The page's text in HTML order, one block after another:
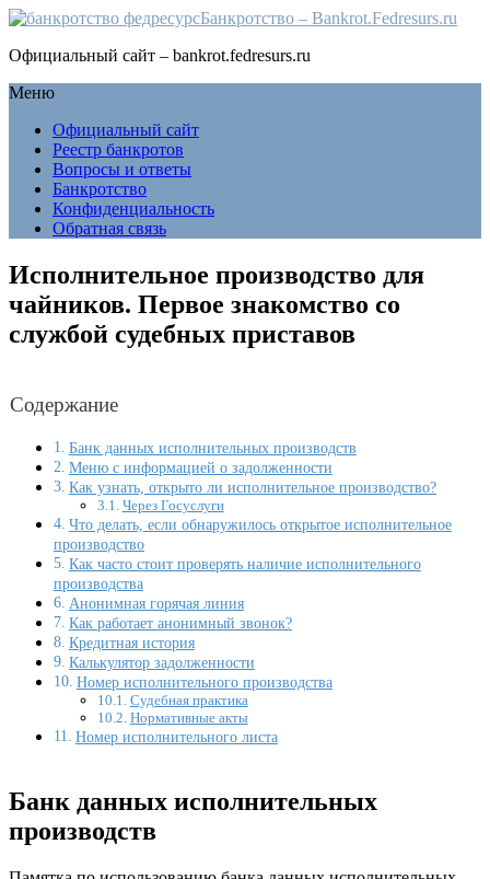
Банкротство – Bankrot.Fedresurs.ru
Официальный сайт – bankrot.fedresurs.ru
Меню
Официальный сайт
Реестр банкротов
Вопросы и ответы
Банкротство
Конфиденциальность
Обратная связь
Исполнительное производство для
чайников. Первое знакомство со
службой судебных приставов
Содержание
Банк данных исполнительных производств
Меню с информацией о задолженности
Как узнать, открыто ли исполнительное производство?
Через Госуслуги
Что делать, если обнаружилось открытое исполнительное
производство
Как часто стоит проверять наличие исполнительного
производства
Анонимная горячая линия
Как работает анонимный звонок?
Кредитная история
Калькулятор задолженности
Номер исполнительного производства
Судебная практика
Нормативные акты
Номер исполнительного листа
Банк данных исполнительных
производств